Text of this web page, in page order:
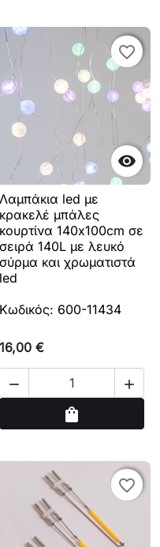

favorite_border
favorite_border
Λαμπάκια led με
κρακελέ μπάλες
κουρτίνα 140x100cm σε
σειρά 140L με λευκό
σύρμα και χρωματιστά
led
Κωδικός: 600-11434
16,00 €
 
shopping_bag
favorite_border
favorite_border